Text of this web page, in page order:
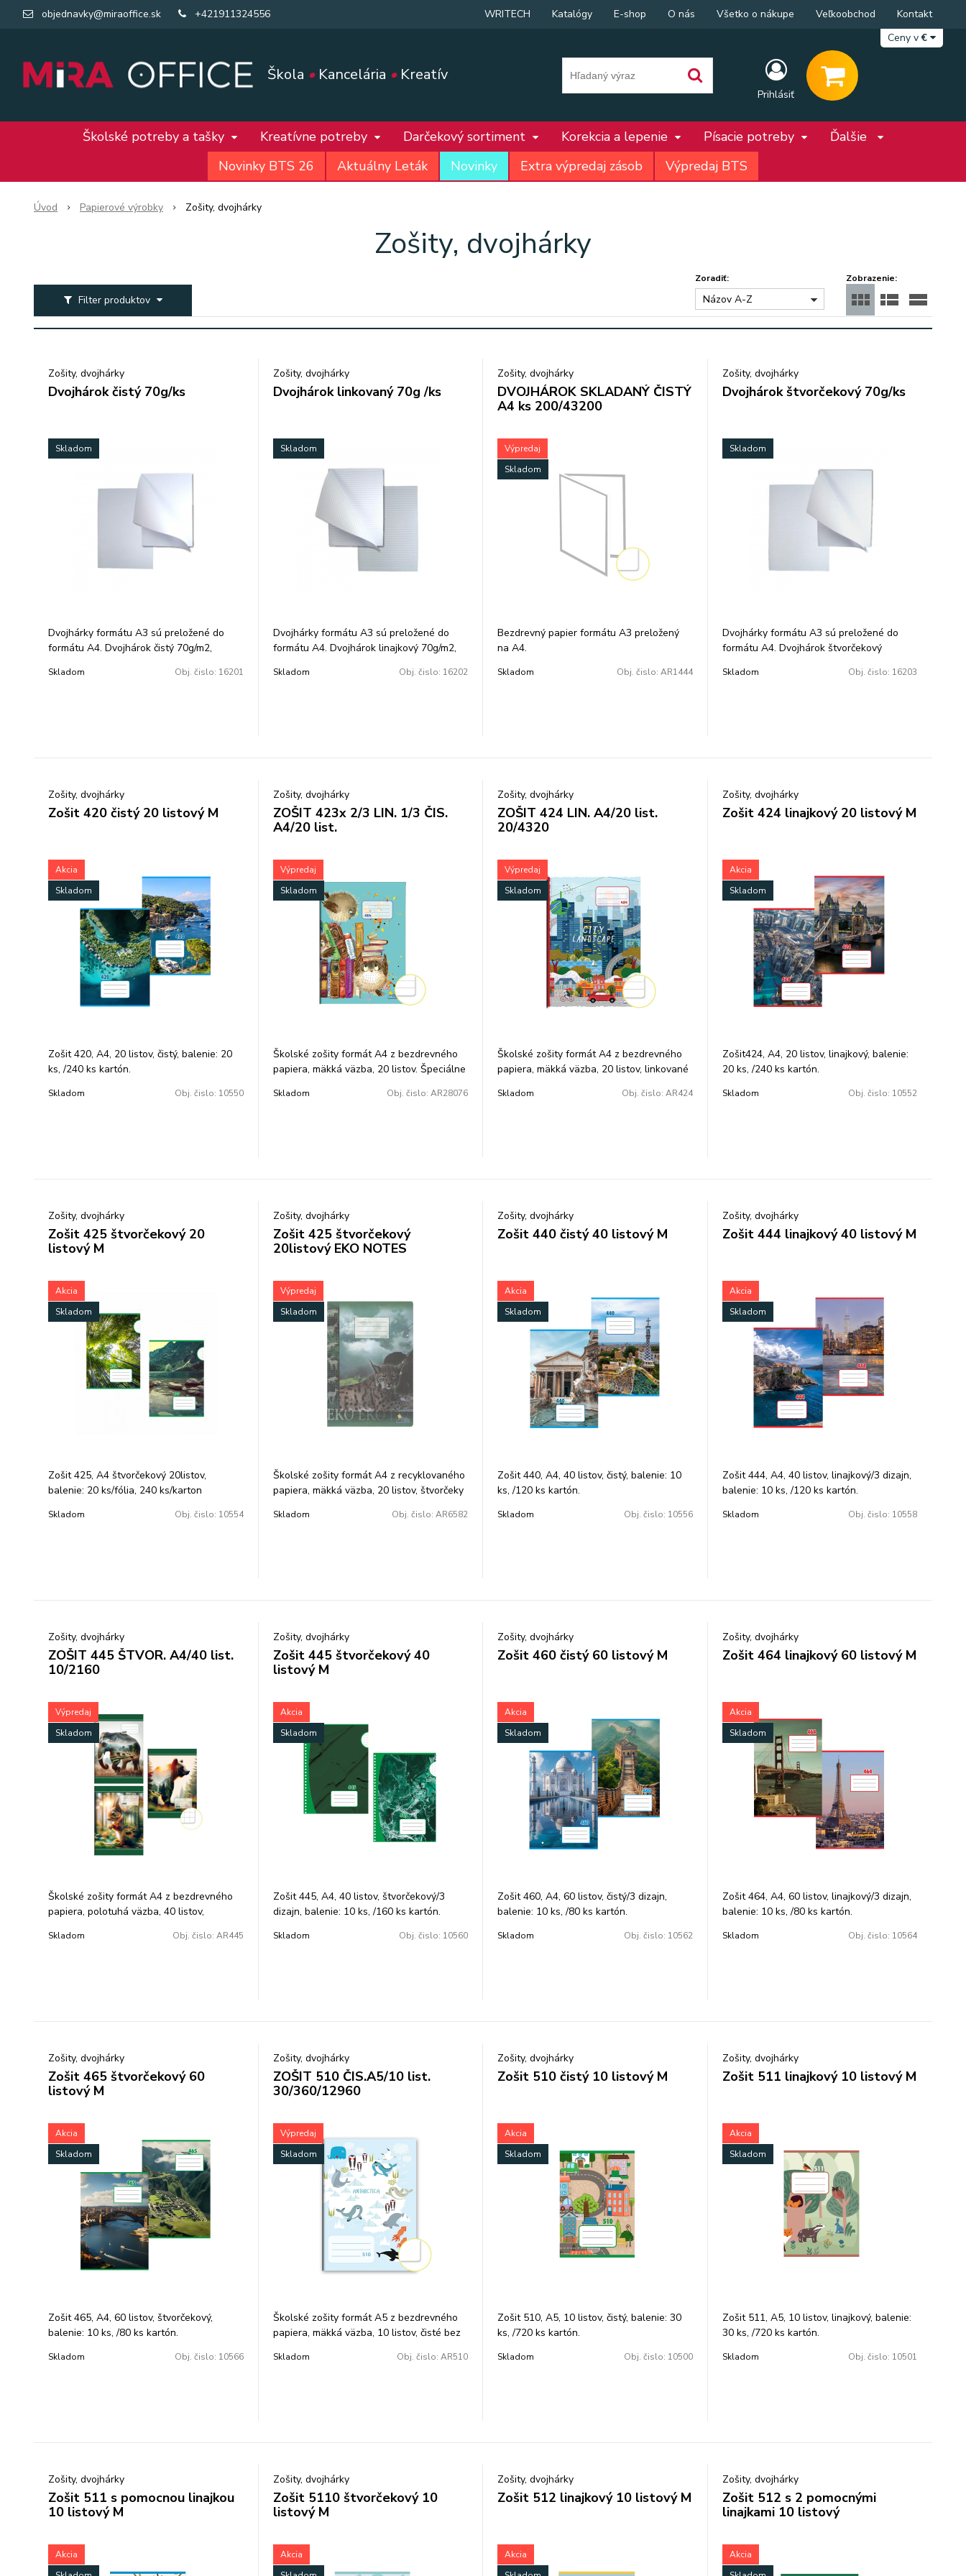
Škola •Kancelária •Kreatív
objednavky@miraoffice.sk +421911324556
Prihlásiť
WRITECH Katalógy E-shop O nás Všetko o nákupe Veľkoobchod
Kontakt
Ceny v€
Školské potreby a tašky Kreatívne potreby Darčekový sortiment Korekcia a lepenie Písacie potreby
Ďalšie
Novinky BTS 26
Aktuálny Leták Novinky Extra výpredaj zásob Výpredaj BTS
Úvod Papierové výrobky Zošity, dvojhárky
Zošity, dvojhárky
Filter produktov
Zobrazenie:
Zoradiť:
Názov A-Z
Zošity, dvojhárky
Dvojhárok čistý 70g/ks
Skladom
Dvojhárky formátu A3 sú preložené do
formátu A4. Dvojhárok čistý 70g/m2,
Skladom Obj. čislo: 16201
Zošity, dvojhárky
Dvojhárok linkovaný 70g /ks
Skladom
Dvojhárky formátu A3 sú preložené do
formátu A4. Dvojhárok linajkový 70g/m2,
Skladom Obj. čislo: 16202
Zošity, dvojhárky
DVOJHÁROK SKLADANÝ ČISTÝ
A4 ks 200/43200
Výpredaj
Skladom
Bezdrevný papier formátu A3 preložený
na A4.
Skladom Obj. čislo: AR1444
Zošity, dvojhárky
Dvojhárok štvorčekový 70g/ks
Skladom
Dvojhárky formátu A3 sú preložené do
formátu A4. Dvojhárok štvorčekový
Skladom Obj. čislo: 16203
Zošity, dvojhárky
Zošit 420 čistý 20 listový M
Akcia
Skladom
Zošit 420, A4, 20 listov, čistý, balenie: 20
ks, /240 ks kartón.
Skladom Obj. čislo: 10550
Zošity, dvojhárky
ZOŠIT 423x 2/3 LIN. 1/3 ČIS.
A4/20 list.
Výpredaj
Skladom
Školské zošity formát A4 z bezdrevného
papiera, mäkká väzba, 20 listov. Špeciálne
12mm a spodná 1/3 ostáva bez linkovania.
Skladom Obj. čislo: AR28076
Zošity, dvojhárky
ZOŠIT 424 LIN. A4/20 list.
20/4320
Výpredaj
Skladom
Školské zošity formát A4 z bezdrevného
papiera, mäkká väzba, 20 listov, linkované
Skladom Obj. čislo: AR424
Zošity, dvojhárky
Zošit 424 linajkový 20 listový M
Akcia
Skladom
Zošit424, A4, 20 listov, linajkový, balenie:
20 ks, /240 ks kartón.
Skladom Obj. čislo: 10552
Zošity, dvojhárky
Zošit 425 štvorčekový 20
listový M
Akcia
Skladom
Zošit 425, A4 štvorčekový 20listov,
balenie: 20 ks/fólia, 240 ks/karton
Skladom Obj. čislo: 10554
Zošity, dvojhárky
Zošit 425 štvorčekový
20listový EKO NOTES
Výpredaj
Skladom
Školské zošity formát A4 z recyklovaného
papiera, mäkká väzba, 20 listov, štvorčeky
Skladom Obj. čislo: AR6582
Zošity, dvojhárky
Zošit 440 čistý 40 listový M
Akcia
Skladom
Zošit 440, A4, 40 listov, čistý, balenie: 10
ks, /120 ks kartón.
Skladom Obj. čislo: 10556
Zošity, dvojhárky
Zošit 444 linajkový 40 listový M
Akcia
Skladom
Zošit 444, A4, 40 listov, linajkový/3 dizajn,
balenie: 10 ks, /120 ks kartón.
Skladom Obj. čislo: 10558
Zošity, dvojhárky
ZOŠIT 445 ŠTVOR. A4/40 list.
10/2160
Výpredaj
Skladom
Školské zošity formát A4 z bezdrevného
papiera, polotuhá väzba, 40 listov,
Skladom Obj. čislo: AR445
Zošity, dvojhárky
Zošit 445 štvorčekový 40
listový M
Akcia
Skladom
Zošit 445, A4, 40 listov, štvorčekový/3
dizajn, balenie: 10 ks, /160 ks kartón.
Skladom Obj. čislo: 10560
Zošity, dvojhárky
Zošit 460 čistý 60 listový M
Akcia
Skladom
Zošit 460, A4, 60 listov, čistý/3 dizajn,
balenie: 10 ks, /80 ks kartón.
Skladom Obj. čislo: 10562
Zošity, dvojhárky
Zošit 464 linajkový 60 listový M
Akcia
Skladom
Zošit 464, A4, 60 listov, linajkový/3 dizajn,
balenie: 10 ks, /80 ks kartón.
Skladom Obj. čislo: 10564
Zošity, dvojhárky
Zošit 465 štvorčekový 60
listový M
Akcia
Skladom
Zošit 465, A4, 60 listov, štvorčekový,
balenie: 10 ks, /80 ks kartón.
Skladom Obj. čislo: 10566
Zošity, dvojhárky
ZOŠIT 510 ČIS.A5/10 list.
30/360/12960
Výpredaj
Skladom
Školské zošity formát A5 z bezdrevného
papiera, mäkká väzba, 10 listov, čisté bez
Skladom Obj. čislo: AR510
Zošity, dvojhárky
Zošit 510 čistý 10 listový M
Akcia
Skladom
Zošit 510, A5, 10 listov, čistý, balenie: 30
ks, /720 ks kartón.
Skladom Obj. čislo: 10500
Zošity, dvojhárky
Zošit 511 linajkový 10 listový M
Akcia
Skladom
Zošit 511, A5, 10 listov, linajkový, balenie:
30 ks, /720 ks kartón.
Skladom Obj. čislo: 10501
Zošity, dvojhárky
Zošit 511 s pomocnou linajkou
10 listový M
Akcia
Zošity, dvojhárky
Zošit 5110 štvorčekový 10
listový M
Akcia
Zošity, dvojhárky
Zošit 512 linajkový 10 listový M
Akcia
Zošity, dvojhárky
Zošit 512 s 2 pomocnými
linajkami 10 listový
Akcia